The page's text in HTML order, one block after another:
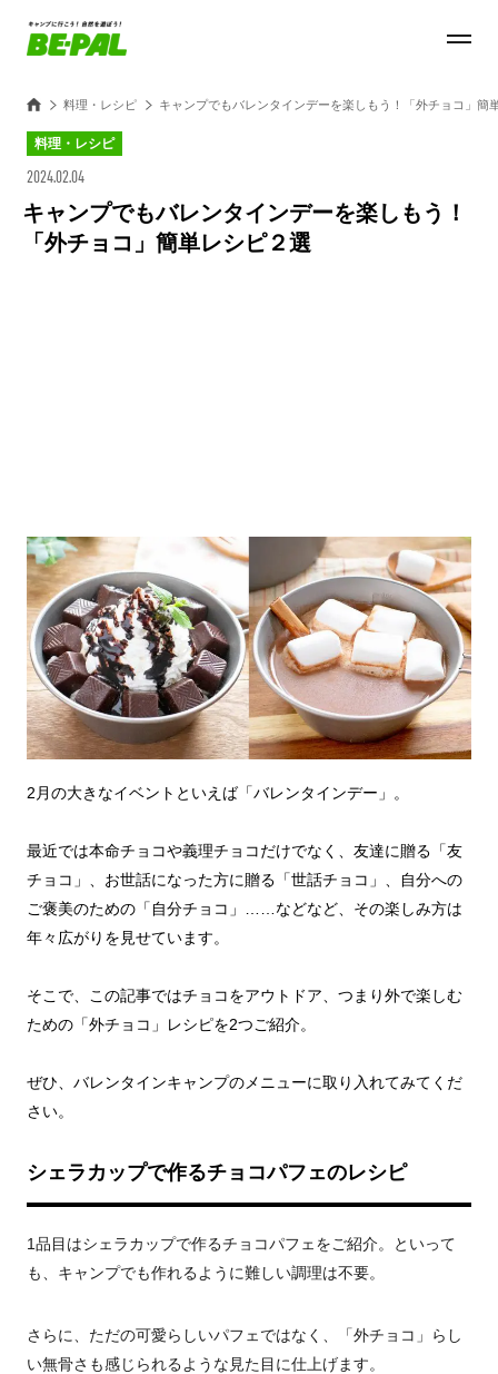
料理・レシピ キャンプでもバレンタインデーを楽しもう！「外チョコ」簡
料理・レシピ
2024.02.04
キャンプでもバレンタインデーを楽しもう！
「外チョコ」簡単レシピ２選
2月の大きなイベントといえば「バレンタインデー」。
最近では本命チョコや義理チョコだけでなく、友達に贈る「友
チョコ」、お世話になった方に贈る「世話チョコ」、自分への
ご褒美のための「自分チョコ」……などなど、その楽しみ方は
年々広がりを見せています。
そこで、この記事ではチョコをアウトドア、つまり外で楽しむ
ための「外チョコ」レシピを2つご紹介。
ぜひ、バレンタインキャンプのメニューに取り入れてみてくだ
さい。
シェラカップで作るチョコパフェのレシピ
1品目はシェラカップで作るチョコパフェをご紹介。といって
も、キャンプでも作れるように難しい調理は不要。
さらに、ただの可愛らしいパフェではなく、「外チョコ」らし
い無骨さも感じられるような見た目に仕上げます。